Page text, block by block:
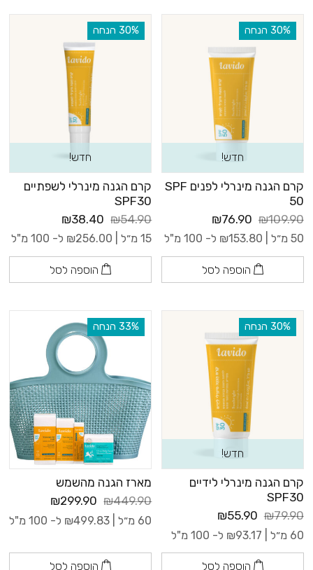
‫30% הנחה
חדש!
קרם הגנה מינרלי לפנים SPF
50
₪109.90
₪76.90
50 מ״ל | ₪153.80 ל- 100 מ"ל
הוספה לסל
‫30% הנחה
חדש!
קרם הגנה מינרלי לשפתיים
SPF30
₪54.90
₪38.40
15 מ״ל | ₪256.00 ל- 100 מ"ל
הוספה לסל
‫30% הנחה
חדש!
קרם הגנה מינרלי לידיים
SPF30
₪79.90
₪55.90
60 מ״ל | ₪93.17 ל- 100 מ"ל
הוספה לסל
‫33% הנחה
מארז הגנה מהשמש
₪449.90
₪299.90
60 מ״ל | ₪499.83 ל- 100 מ"ל
הוספה לסל